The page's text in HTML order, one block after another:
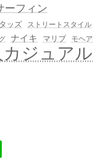
ーフィン
ッズ ストリートスタイル
ナイキ マリブ モヘア
カジュアル